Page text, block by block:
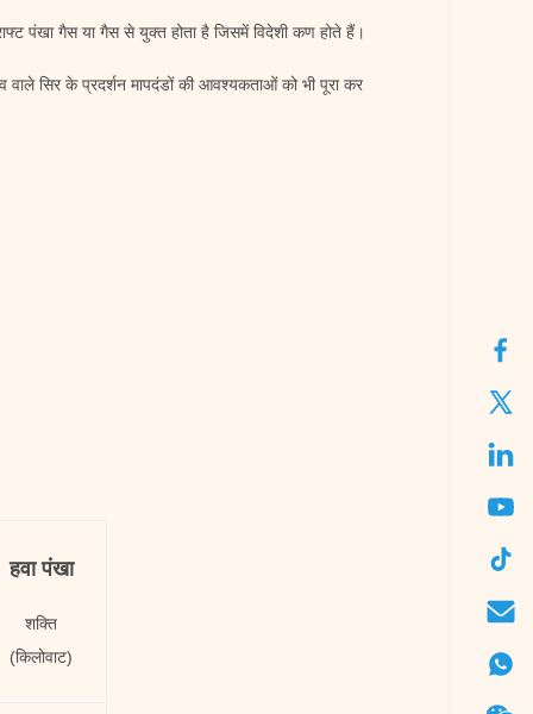
पंखा गैस या गैस से युक्त होता है जिसमें विदेशी कण होते हैं।
सिर के प्रदर्शन मापदंडों की आवश्यकताओं को भी पूरा कर
हवा पंखा
शक्ति
(किलोवाट)